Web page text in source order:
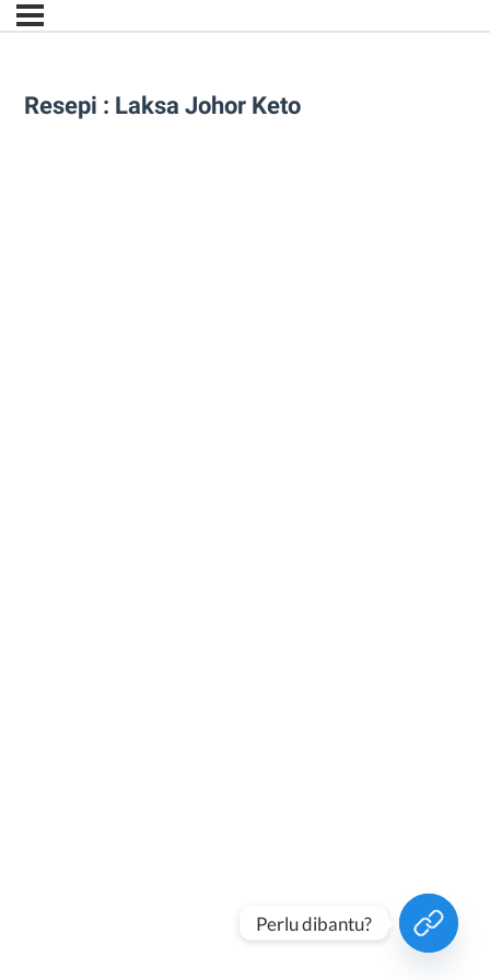
Resepi : Laksa Johor Keto
Perlu dibantu?